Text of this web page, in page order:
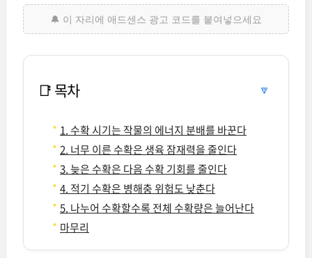
📑 목차 🔽
1. 수확 시기는 작물의 에너지 분배를 바꾼다
2. 너무 이른 수확은 생육 잠재력을 줄인다
3. 늦은 수확은 다음 수확 기회를 줄인다
4. 적기 수확은 병해충 위험도 낮춘다
5. 나누어 수확할수록 전체 수확량은 늘어난다
마무리